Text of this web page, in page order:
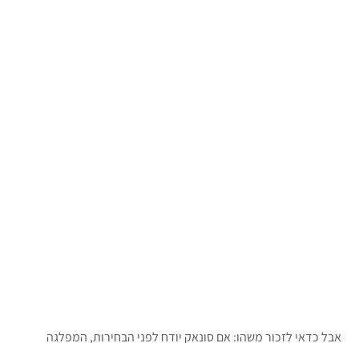
אבל כדאי לזכור משהו: אם סונאק יודח לפני הבחירות, המפלגה